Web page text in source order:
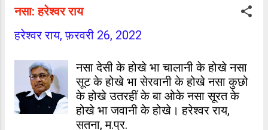
नसा: हरेश्वर राय
हरेश्वर राय,फ़रवरी 26, 2022
नसा देसी के होखे भा चालानी के होखे नसा
सूट के होखे भा सेरवानी के होखे नसा कुछो
के होखे उतरहीं के बा ओके नसा सूरत के
होखे भा जवानी के होखे। हरेश्वर राय,
सतना, म.प्र.